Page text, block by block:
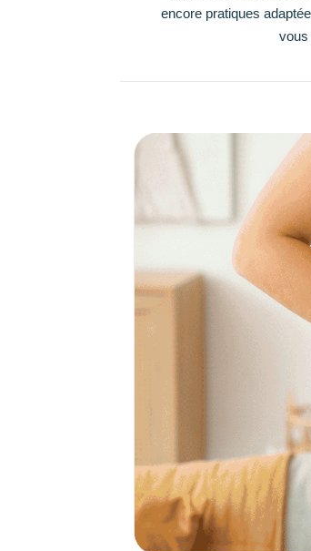
encore pratiques
vous